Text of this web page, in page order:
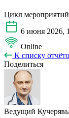
Цикл мероприятий
6 июня 2026,
Online
К списку
Поделиться
Ведущий